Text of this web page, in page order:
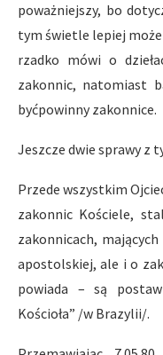
poważniejszy, bo
tym świetle lepiej
rzadko mówi o
zakonnic, natomiast
byćpowinny zakonnice.
Jeszcze dwie sprawy z
Przede wszystkim
zakonnic Kościele,
zakonnicach,
apostolskiej, ale i o
powiada – są
Kościoła” /w Brazylii/.